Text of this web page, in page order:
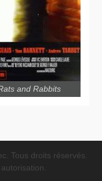
and Rabbits
Tous droits réservés.